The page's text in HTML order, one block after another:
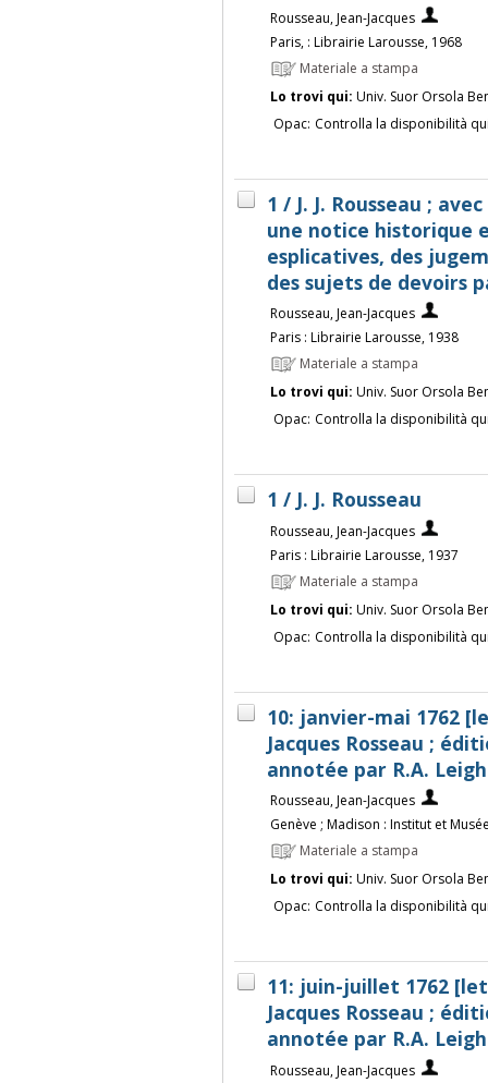
Rousseau, Jean-Jacques
Paris, : Librairie Larousse, 1968
Materiale a stampa
Lo trovi qui: Univ. Suor Orsola
Opac: Controlla la disponibilità
1 / J. J. Rousseau ;
une notice historique
esplicatives, des
des sujets de devoirs
Rousseau, Jean-Jacques
Paris : Librairie Larousse, 1938
Materiale a stampa
Lo trovi qui: Univ. Suor Orsola
Opac: Controlla la disponibilità
1 / J. J. Rousseau
Rousseau, Jean-Jacques
Paris : Librairie Larousse, 1937
Materiale a stampa
Lo trovi qui: Univ. Suor Orsola
Opac: Controlla la disponibilità
10: janvier-mai 1762
Jacques Rosseau ;
annotée par R.A. Leigh
Rousseau, Jean-Jacques
Genève ; Madison : Institut et
Materiale a stampa
Lo trovi qui: Univ. Suor Orsola
Opac: Controlla la disponibilità
11: juin-juillet 1762
Jacques Rosseau ;
annotée par R.A. Leigh
Rousseau, Jean-Jacques